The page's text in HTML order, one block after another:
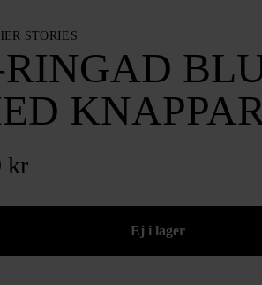
STORIES
kr